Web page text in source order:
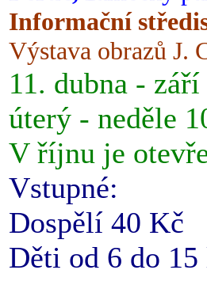
Informační
Výstava obrazů J.
11. dubna - září
úterý - neděle
V říjnu je
Vstupné:
Dospělí 40 Kč
Děti od 6 do